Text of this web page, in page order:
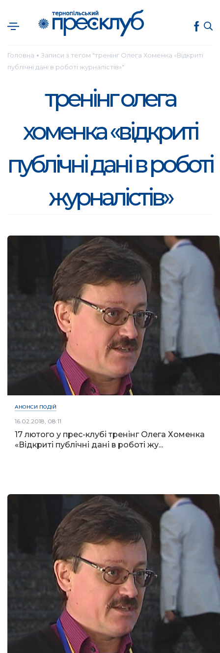
Головна ● Записи з тегом "тренінг Олега Хоменка «Відкриті
публічні дані в роботі журналістів»"
тренінг олега
хоменка «відкриті
публічні дані в роботі
журналістів»
АНОНСИ ПОДІЙ
16.02.2018, 08:11
17 лютого у прес-клубі тренінг Олега Хоменка
«Відкриті публічні дані в роботі жу...